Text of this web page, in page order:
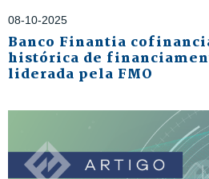
08-10-2025
Banco Finantia
histórica de
liderada pela FMO